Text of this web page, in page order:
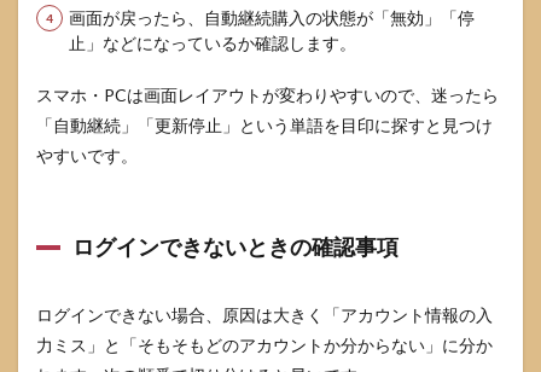
画面が戻ったら、自動継続購入の状態が「無効」「停
止」などになっているか確認します。
スマホ・PCは画面レイアウトが変わりやすいので、迷ったら
「自動継続」「更新停止」という単語を目印に探すと見つけ
やすいです。
ログインできないときの確認事項
ログインできない場合、原因は大きく「アカウント情報の入
力ミス」と「そもそもどのアカウントか分からない」に分か